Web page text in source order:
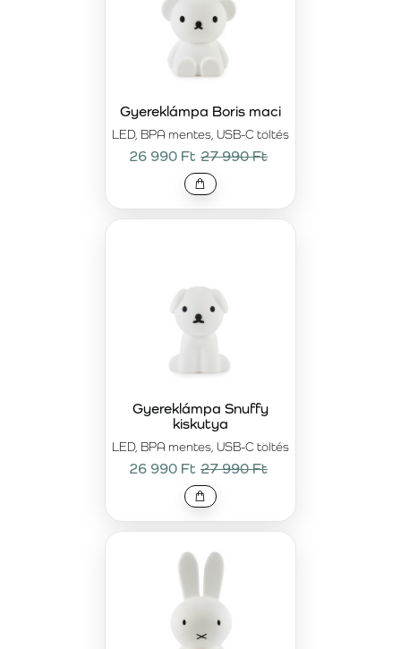
LED, BPA mentes, USB-C töltés
Gyereklámpa Boris maci
26 990 Ft 27 990 Ft
LED, BPA mentes, USB-C töltés
Gyereklámpa Snuffy
kiskutya
26 990 Ft 27 990 Ft